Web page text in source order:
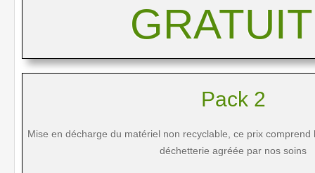
Pack 2
Mise en décharge du matériel non recyclable, ce prix
déchetterie agréée par nos soins